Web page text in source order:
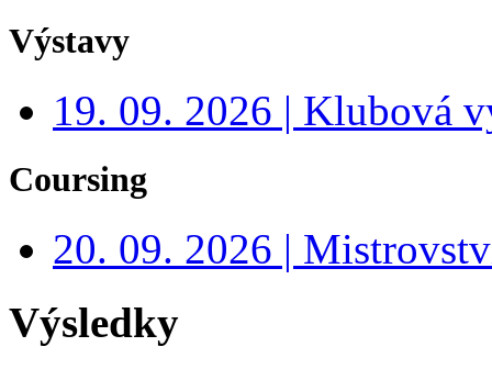
Výstavy
19. 09. 2026 | Klubová
Coursing
20. 09. 2026 |
Výsledky